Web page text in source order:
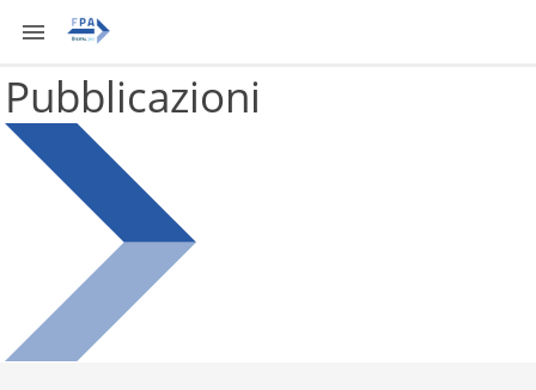
Pubblicazioni